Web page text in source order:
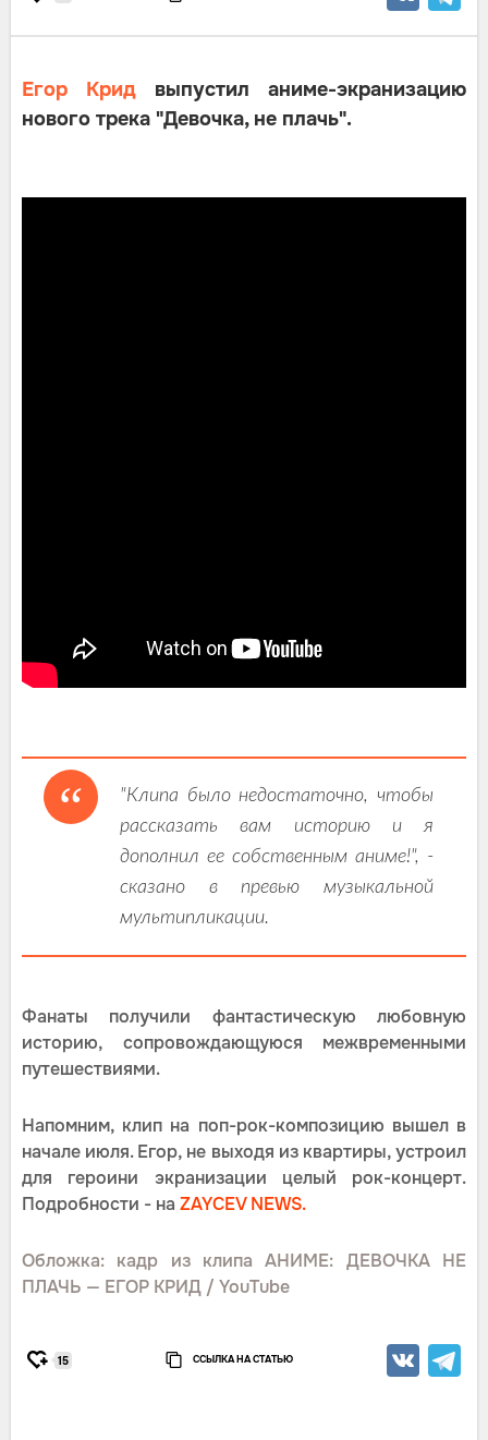
Егор Крид выпустил аниме-экранизацию
нового трека "Девочка, не плачь".
"Клипа было недостаточно, чтобы
рассказать вам историю и я
дополнил ее собственным аниме!", -
сказано в превью музыкальной
мультипликации.
Фанаты получили фантастическую любовную
историю, сопровождающуюся межвременными
путешествиями.
Напомним, клип на поп-рок-композицию вышел в
начале июля. Егор, не выходя из квартиры, устроил
для героини экранизации целый рок-концерт.
Подробности - на ZAYCEV NEWS.
Обложка: кадр из клипа АНИМЕ: ДЕВОЧКА НЕ
ПЛАЧЬ — ЕГОР КРИД / YouTube
15 ССЫЛКА НА СТАТЬЮ